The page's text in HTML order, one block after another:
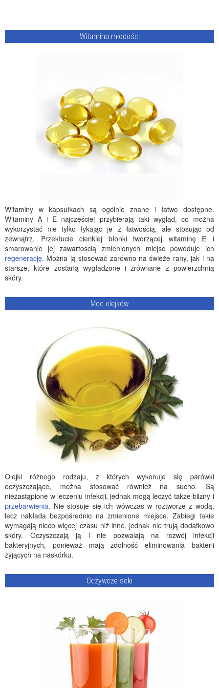
Witamina młodości
Witaminy w kapsułkach są ogólnie znane i łatwo dostępne.
Witaminy A i E najczęściej przybierają taki wygląd, co można
wykorzystać nie tylko łykając je z łatwością, ale stosując od
zewnątrz. Przekłucie cienkiej błonki tworzącej witaminę E i
smarowanie jej zawartością zmienionych miejsc powoduje ich
regenerację. Można ją stosować zarówno na świeże rany, jak i na
starsze, które zostaną wygładzone i zrównane z powierzchnią
skóry.
Moc olejków
Olejki różnego rodzaju, z których wykonuje się parówki
oczyszczające, można stosować również na sucho. Są
niezastąpione w leczeniu infekcji, jednak mogą leczyć także blizny i
przebarwienia. Nie stosuje się ich wówczas w roztworze z wodą,
lecz nakłada bezpośrednio na zmienione miejsce. Zabiegi takie
wymagają nieco więcej czasu niż inne, jednak nie trują dodatkowo
skóry. Oczyszczają ją i nie pozwalają na rozwój infekcji
bakteryjnych, ponieważ mają zdolność eliminowania bakterii
żyjących na naskórku.
Odżywcze soki